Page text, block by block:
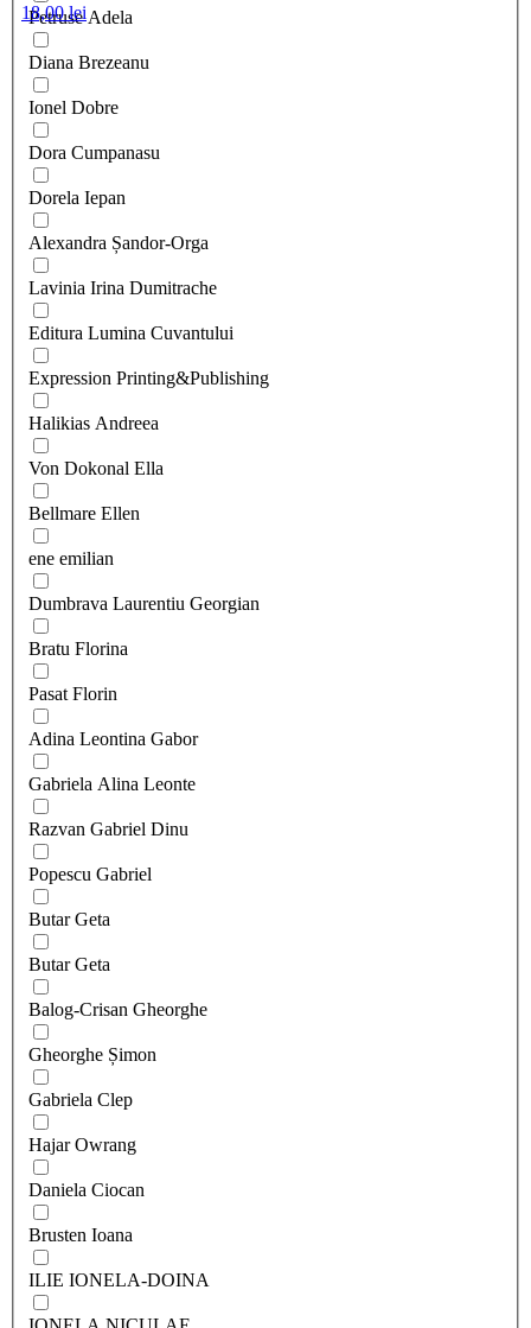
Petruse Adela
Diana Brezeanu
Ionel Dobre
Dora Cumpanasu
Dorela Iepan
Alexandra Șandor-Orga
Lavinia Irina Dumitrache
Editura Lumina Cuvantului
Expression Printing&Publishing
Halikias Andreea
Von Dokonal Ella
Bellmare Ellen
ene emilian
Dumbrava Laurentiu Georgian
Bratu Florina
Pasat Florin
Adina Leontina Gabor
Gabriela Alina Leonte
Razvan Gabriel Dinu
Popescu Gabriel
Butar Geta
Butar Geta
Balog-Crisan Gheorghe
Gheorghe Șimon
Gabriela Clep
Hajar Owrang
Daniela Ciocan
Brusten Ioana
ILIE IONELA-DOINA
18,00lei